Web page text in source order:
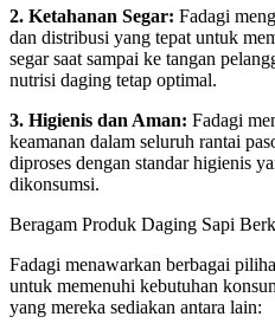
2. Ketahanan Segar: Fadagi
dan distribusi yang tepat untuk
segar saat sampai ke tangan
nutrisi daging tetap optimal.
3. Higienis dan Aman: Fadagi
keamanan dalam seluruh rantai
diproses dengan standar higienis
dikonsumsi.
Beragam Produk Daging Sapi
Fadagi menawarkan berbagai
untuk memenuhi kebutuhan
yang mereka sediakan antara lain: